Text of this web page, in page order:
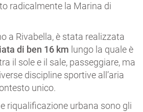
radicalmente la Marina di
a Rivabella, è stata realizzata
di ben 16 km lungo la quale è
il sole e il sale, passeggiare, ma
discipline sportive all’aria
unico.
riqualificazione urbana sono gli